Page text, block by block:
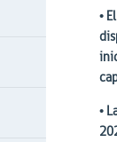
•
•